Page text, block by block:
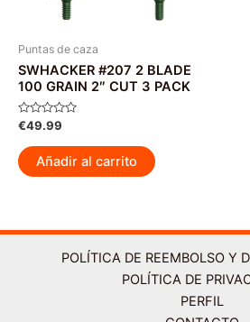
Puntas de caza
SWHACKER #207 2 BLADE
100 GRAIN 2″ CUT 3 PACK
Valorado
de
5
€49.99
Añadir al carrito
POLÍTICA DE REEMBOLSO Y
POLÍTICA DE
PERFIL